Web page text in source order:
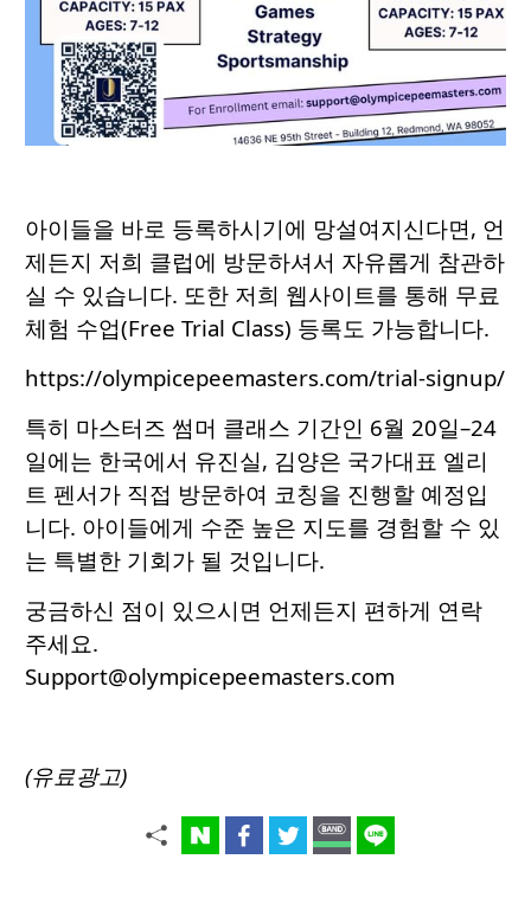
아이들을 바로 등록하시기에 망설여지신다면, 언
제든지 저희 클럽에 방문하셔서 자유롭게 참관하
실 수 있습니다. 또한 저희 웹사이트를 통해 무료
체험 수업(Free Trial Class) 등록도 가능합니다.
https://olympicepeemasters.com/trial-signup/
특히 마스터즈 썸머 클래스 기간인 6월 20일–24
일에는 한국에서 유진실, 김양은 국가대표 엘리
트 펜서가 직접 방문하여 코칭을 진행할 예정입
니다. 아이들에게 수준 높은 지도를 경험할 수 있
는 특별한 기회가 될 것입니다.
궁금하신 점이 있으시면 언제든지 편하게 연락
주세요.
Support@olympicepeemasters.com
(유료광고)